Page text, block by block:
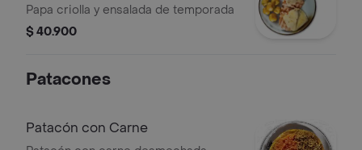
Papa criolla y ensalada de temporada
$ 40.900
Patacones
Patacón con Carne